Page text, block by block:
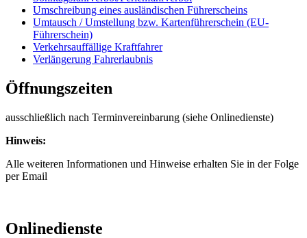
Umschreibung eines ausländischen Führerscheins
Umtausch / Umstellung bzw. Kartenführerschein (EU-
Führerschein)
Verkehrsauffällige Kraftfahrer
Verlängerung Fahrerlaubnis
Öffnungszeiten
ausschließlich nach Terminvereinbarung (siehe Onlinedienste)
Hinweis:
Alle weiteren Informationen und Hinweise erhalten Sie in der Folge
per Email
Onlinedienste